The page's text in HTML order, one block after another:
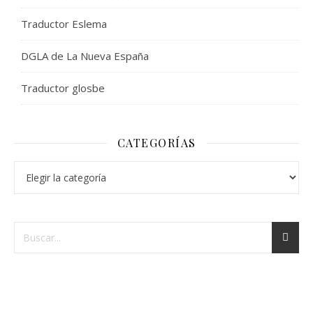
Traductor Eslema
DGLA de La Nueva España
Traductor glosbe
CATEGORÍAS